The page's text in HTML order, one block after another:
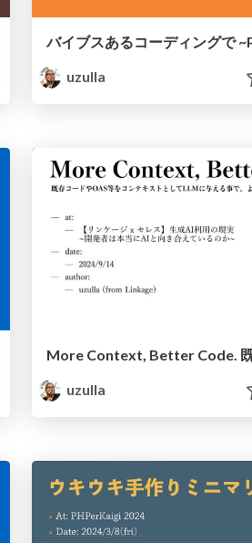
uzulla
uzulla